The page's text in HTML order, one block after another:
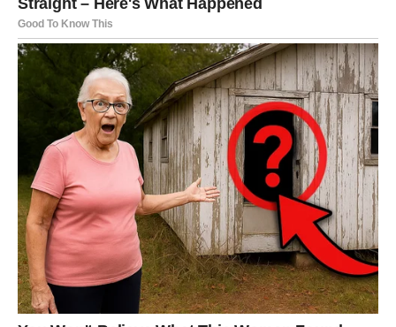
Ponekad osoba koja nas je povrijedila već odavno živi
svoj život, dok mi i dalje nosimo posljedice onoga što je
učinila.
Zato je oslobađanje od gorčine jedan od najvažnijih
koraka prema unutrašnjem miru.
Suze nisu znak slabosti
Društvo često veliča ljude koji sve mogu podnijeti bez
emocija. Međutim, istinski jaki ljudi nisu oni koji nikada ne
plaču.